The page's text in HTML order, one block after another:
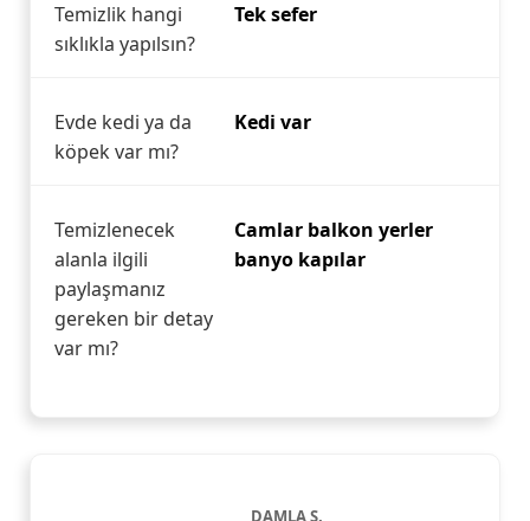
Temizlik hangi
sıklıkla yapılsın?
Tek sefer
Evde kedi ya da
köpek var mı?
Kedi var
Temizlenecek
alanla ilgili
paylaşmanız
gereken bir detay
var mı?
Camlar balkon yerler
banyo kapılar
DAMLA Ş.